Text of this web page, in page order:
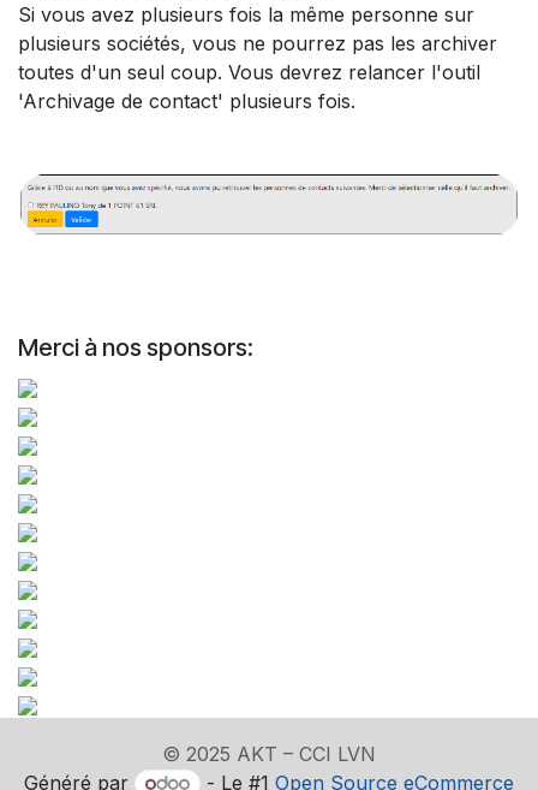
Si vous avez plusieurs fois la même personne sur
plusieurs sociétés, vous ne pourrez pas les archiver
toutes d'un seul coup. Vous devrez relancer l'outil
'Archivage de contact' plusieurs fois.
Merci à nos sponsors:
© 2025 AKT – CCI LVN
Généré par
- Le #1 Open Source eCommerce